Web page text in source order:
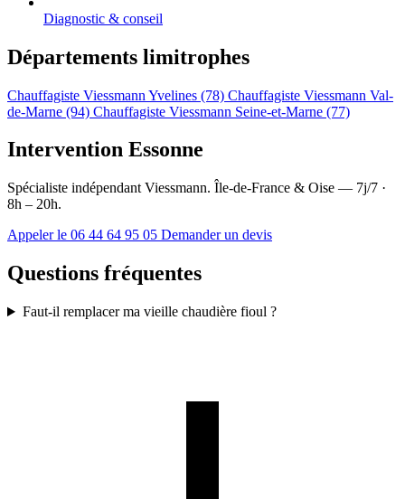
Diagnostic & conseil
Départements limitrophes
Chauffagiste Viessmann Yvelines (78) Chauffagiste Viessmann Val-
de-Marne (94) Chauffagiste Viessmann Seine-et-Marne (77)
Intervention Essonne
Spécialiste indépendant Viessmann. Île-de-France & Oise — 7j/7 ·
8h – 20h.
Appeler le 06 44 64 95 05 Demander un devis
Questions fréquentes
Faut-il remplacer ma vieille chaudière fioul ?